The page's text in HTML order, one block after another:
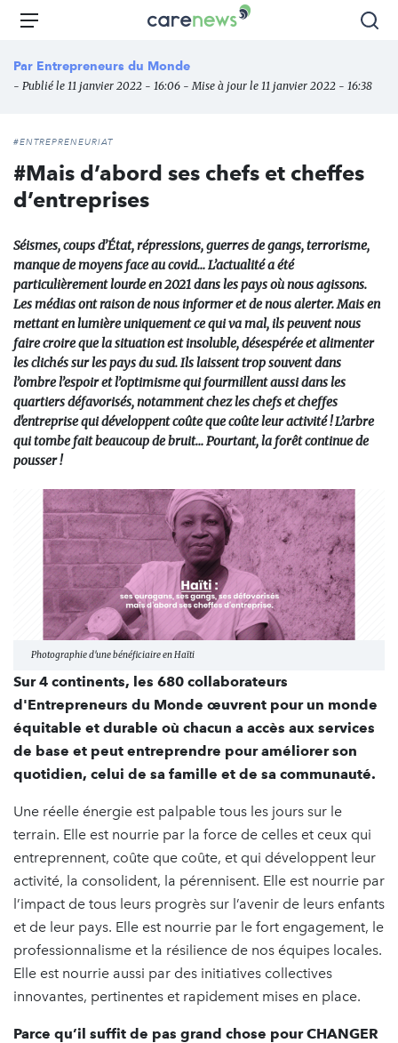
Aller
principal
Carenews,
média
des
Menu
Par Entrepreneurs du Monde
- Publié le 11 janvier 2022 - 16:06 - Mise à jour le 11 janvier 2022 - 16:38
#ENTREPRENEURIAT
#Mais d’abord ses chefs et cheffes
d’entreprises
Séismes, coups d’État, répressions, guerres de gangs, terrorisme,
manque de moyens face au covid… L’actualité a été
particulièrement lourde en 2021 dans les pays où nous agissons.
Les médias ont raison de nous informer et de nous alerter. Mais en
mettant en lumière uniquement ce qui va mal, ils peuvent nous
faire croire que la situation est insoluble, désespérée et alimenter
les clichés sur les pays du sud. Ils laissent trop souvent dans
l’ombre l’espoir et l’optimisme qui fourmillent aussi dans les
quartiers défavorisés, notamment chez les chefs et cheffes
d'entreprise qui développent coûte que coûte leur activité ! L’arbre
qui tombe fait beaucoup de bruit… Pourtant, la forêt continue de
pousser !
Photographie d'une bénéficiaire en Haïti
Sur 4 continents, les 680 collaborateurs
d'Entrepreneurs du Monde œuvrent pour un monde
équitable et durable où chacun a accès aux services
de base et peut entreprendre pour améliorer son
quotidien, celui de sa famille et de sa communauté.
Une réelle énergie est palpable tous les jours sur le
terrain. Elle est nourrie par la force de celles et ceux qui
entreprennent, coûte que coûte, et qui développent leur
activité, la consolident, la pérennisent. Elle est nourrie par
l’impact de tous leurs progrès sur l’avenir de leurs enfants
et de leur pays. Elle est nourrie par le fort engagement, le
professionnalisme et la résilience de nos équipes locales.
Elle est nourrie aussi par des initiatives collectives
innovantes, pertinentes et rapidement mises en place.
Parce qu’il suffit de pas grand chose pour CHANGER